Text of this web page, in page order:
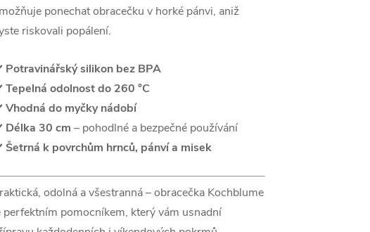
ponechat obracečku v horké pánvi, aniž
riskovali popálení.
Potravinářský silikon bez BPA
Tepelná odolnost do 260 °C
Vhodná do myčky nádobí
Délka 30 cm – pohodlné a bezpečné používání
Šetrná k povrchům hrnců, pánví a misek
odolná a všestranná – obracečka Kochblume
perfektním pomocníkem, který vám usnadní